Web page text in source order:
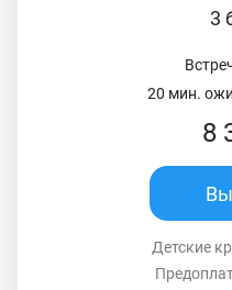
3
20 мин.
8
Детские